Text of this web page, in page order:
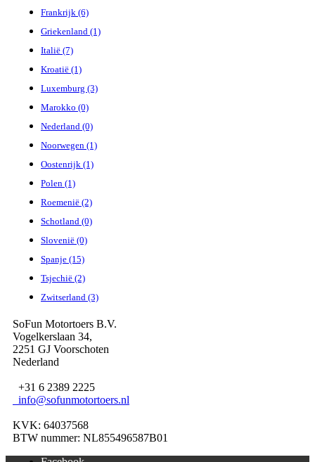
Frankrijk (6)
Griekenland (1)
Italië (7)
Kroatië (1)
Luxemburg (3)
Marokko (0)
Nederland (0)
Noorwegen (1)
Oostenrijk (1)
Polen (1)
Roemenië (2)
Schotland (0)
Slovenië (0)
Spanje (15)
Tsjechië (2)
Zwitserland (3)
SoFun Motortoers B.V.
Vogelkerslaan 34,
2251 GJ Voorschoten
Nederland
+31 6 2389 2225
info@sofunmotortoers.nl
KVK: 64037568
BTW nummer: NL855496587B01